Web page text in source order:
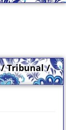
/ Tribunal /